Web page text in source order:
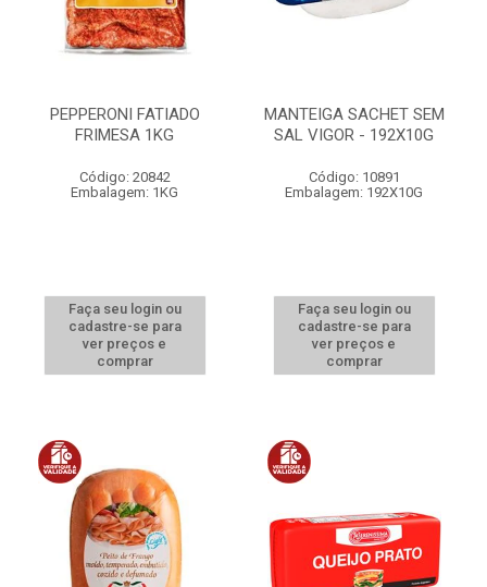
PEPPERONI FATIADO
FRIMESA 1KG
Código: 20842
Embalagem: 1KG
Faça seu login ou
cadastre-se para
ver preços e
comprar
MANTEIGA SACHET SEM
SAL VIGOR - 192X10G
Código: 10891
Embalagem: 192X10G
Faça seu login ou
cadastre-se para
ver preços e
comprar